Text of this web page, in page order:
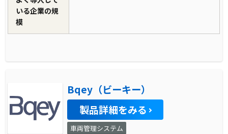
いる企業の規
模
Bqey（ビーキー）
製品詳細をみる
車両管理システム